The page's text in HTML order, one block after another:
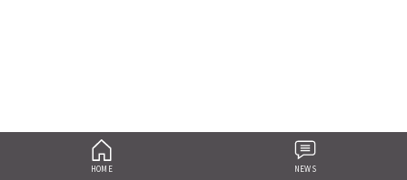
HOME NEWS